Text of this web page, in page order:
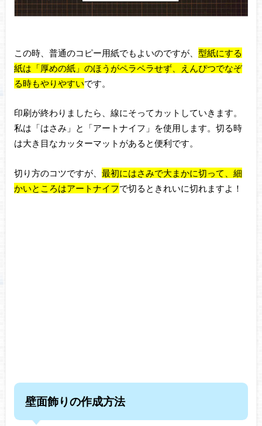
この時、普通のコピー用紙でもよいのですが、 型紙にする
紙は「厚めの紙」のほうがペラペラせず、えんぴつでなぞ
る時もやりやすいです。
印刷が終わりましたら、線にそってカットしていきます。
私は「はさみ」と「アートナイフ」を使用します。切る時
は大き目なカッターマットがあると便利です。
切り方のコツですが、 最初にはさみで大まかに切って、細
かいところはアートナイフで切るときれいに切れますよ！
壁面飾りの作成方法